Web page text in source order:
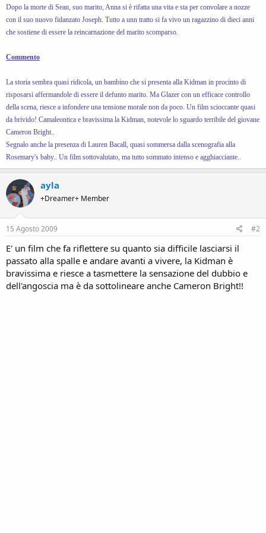
Dopo la morte di Sean, suo marito, Anna si è rifatta una vita e sta per convolare a nozze
con il suo nuovo fidanzato Joseph. Tutto a unn tratto si fa vivo un ragazzino di dieci anni
che sostiene di essere la reincarnazione del marito scomparso.
Commento
La storia sembra quasi ridicola, un bambino che si presenta alla Kidman in procinto di
risposarsi affermandole di essere il defunto marito. Ma Glazer con un efficace controllo
della scena, riesce a infondere una tensione morale non da poco. Un film scioccante quasi
da brivido! Camaleontica e bravissima la Kidman, notevole lo sguardo terribile del giovane
Cameron Bright..
Segnalo anche la presenza di Lauren Bacall, quasi sommersa dalla scenografia alla
Rosemary's baby.. Un film sottovalutato, ma tutto sommato intenso e agghiacciante..
ayla
+Dreamer+ Member
15 Agosto 2009 #2
E' un film che fa riflettere su quanto sia difficile lasciarsi il
passato alla spalle e andare avanti a vivere, la Kidman è
bravissima e riesce a tasmettere la sensazione del dubbio e
dell'angoscia ma è da sottolineare anche Cameron Bright!!